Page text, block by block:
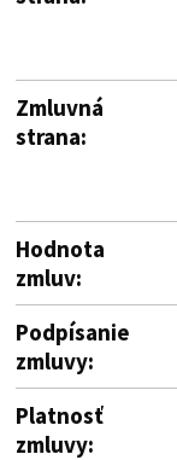
Zmluvná
strana:
Hodnota
zmluv:
Podpísanie
zmluvy:
Platnosť
zmluvy: